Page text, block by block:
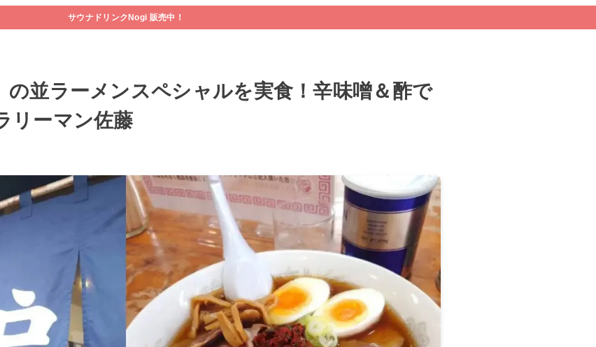
サウナドリンクNogi 販売中！
の並ラーメンスペシャルを実食！辛味噌＆酢で
リーマン佐藤